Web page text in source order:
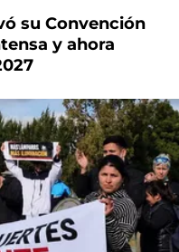
su Convención
y ahora